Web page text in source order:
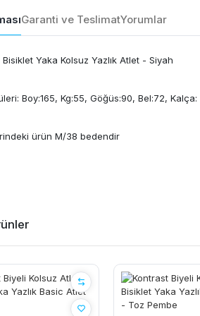
Garanti ve TeslimatYorumlar
Yaka Kolsuz Yazlık Atlet - Siyah
Boy:165, Kg:55, Göğüs:90, Bel:72, Kalça:
ürün M/38 bedendir